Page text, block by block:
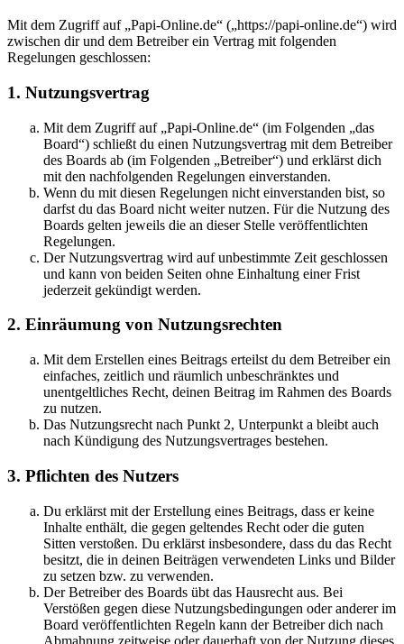
Mit dem Zugriff auf „Papi-Online.de“ („https://papi-online.de“) wird
zwischen dir und dem Betreiber ein Vertrag mit folgenden
Regelungen geschlossen:
1. Nutzungsvertrag
Mit dem Zugriff auf „Papi-Online.de“ (im Folgenden „das
Board“) schließt du einen Nutzungsvertrag mit dem Betreiber
des Boards ab (im Folgenden „Betreiber“) und erklärst dich
mit den nachfolgenden Regelungen einverstanden.
Wenn du mit diesen Regelungen nicht einverstanden bist, so
darfst du das Board nicht weiter nutzen. Für die Nutzung des
Boards gelten jeweils die an dieser Stelle veröffentlichten
Regelungen.
Der Nutzungsvertrag wird auf unbestimmte Zeit geschlossen
und kann von beiden Seiten ohne Einhaltung einer Frist
jederzeit gekündigt werden.
2. Einräumung von Nutzungsrechten
Mit dem Erstellen eines Beitrags erteilst du dem Betreiber ein
einfaches, zeitlich und räumlich unbeschränktes und
unentgeltliches Recht, deinen Beitrag im Rahmen des Boards
zu nutzen.
Das Nutzungsrecht nach Punkt 2, Unterpunkt a bleibt auch
nach Kündigung des Nutzungsvertrages bestehen.
3. Pflichten des Nutzers
Du erklärst mit der Erstellung eines Beitrags, dass er keine
Inhalte enthält, die gegen geltendes Recht oder die guten
Sitten verstoßen. Du erklärst insbesondere, dass du das Recht
besitzt, die in deinen Beiträgen verwendeten Links und Bilder
zu setzen bzw. zu verwenden.
Der Betreiber des Boards übt das Hausrecht aus. Bei
Verstößen gegen diese Nutzungsbedingungen oder anderer im
Board veröffentlichten Regeln kann der Betreiber dich nach
Abmahnung zeitweise oder dauerhaft von der Nutzung dieses